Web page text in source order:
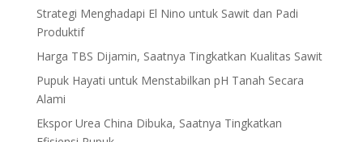
Strategi Menghadapi El Nino untuk Sawit dan Padi
Produktif
Harga TBS Dijamin, Saatnya Tingkatkan Kualitas Sawit
Pupuk Hayati untuk Menstabilkan pH Tanah Secara
Alami
Ekspor Urea China Dibuka, Saatnya Tingkatkan